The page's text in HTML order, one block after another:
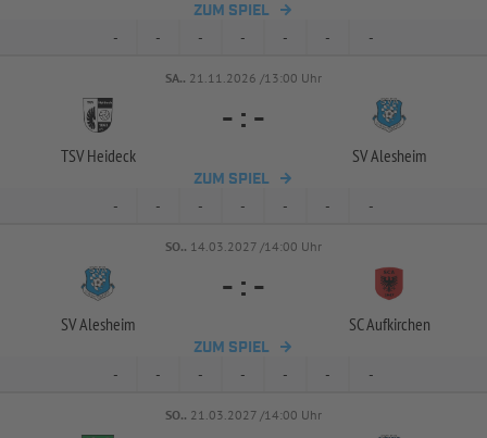
ZUM SPIEL
- - - - - - -
SA.. 21.11.2026 /13:00 Uhr
TSV Heideck
- : -
SV Alesheim
ZUM SPIEL
- - - - - - -
SO.. 14.03.2027 /14:00 Uhr
SV Alesheim
- : -
SC Aufkirchen
ZUM SPIEL
- - - - - - -
SO.. 21.03.2027 /14:00 Uhr